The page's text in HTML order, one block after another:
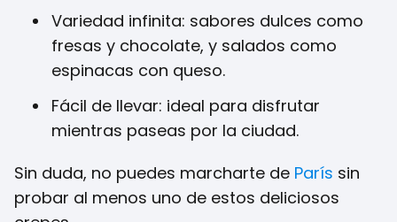
Variedad infinita: sabores dulces como
fresas y chocolate, y salados como
espinacas con queso.
Fácil de llevar: ideal para disfrutar
mientras paseas por la ciudad.
Sin duda, no puedes marcharte de París sin
probar al menos uno de estos deliciosos